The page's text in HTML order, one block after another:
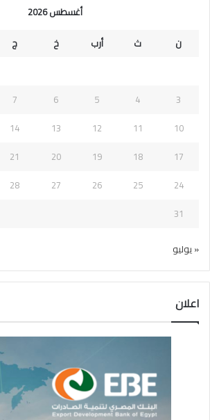
أغسطس 2026
ن
ث أرب خ ج
3
4
5
6
7
10
11
12
13
14
17
18
19
20
21
24
25
26
27
28
31
« يوليو
اعلان